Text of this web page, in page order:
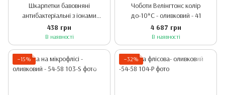
Шкарпетки бавовняні
антибактеріальні з іонами
срібла Antibacterial - синій - 43-
46
438 грн
В наявності
Чоботи Велінгтонс колір
до-10*С - оливковий - 41
4 687 грн
В наявності
−15% −32%